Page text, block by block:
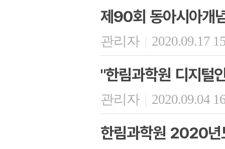
제90회 동아시아개
관리자 | 2020.09.17
"한림과학원 디지털
관리자 | 2020.09.04
한림과학원 2020년